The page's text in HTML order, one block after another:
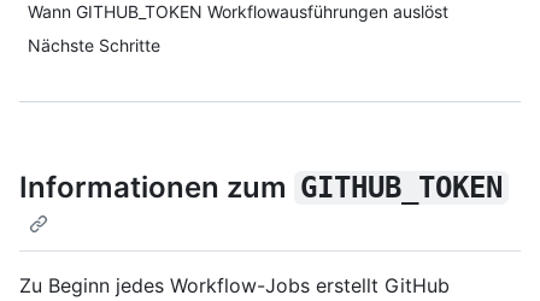
Wann GITHUB_TOKEN Workflowausführungen auslöst
Nächste Schritte
Informationen zum GITHUB_TOKEN
Zu Beginn jedes Workflow-Jobs erstellt GitHub